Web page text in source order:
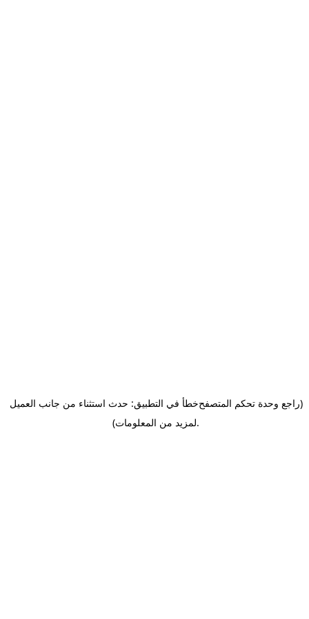
خطأ في التطبيق: حدث استثناء من جانب العميل(راجع وحدة تحكم المتصفح
لمزيد من المعلومات).